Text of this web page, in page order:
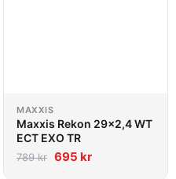
MAXXIS
Maxxis Rekon 29x2,4 WT
ECT EXO TR
789kr 695 kr